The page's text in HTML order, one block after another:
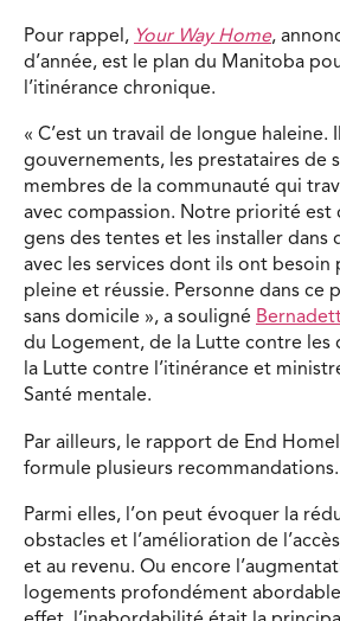
Pour rappel, Your Way Home,
d’année, est le plan du Manitoba
l’itinérance chronique.
« C’est un travail de longue haleine.
gouvernements, les prestataires de
membres de la communauté qui
avec compassion. Notre priorité est
gens des tentes et les installer dans
avec les services dont ils ont besoin
pleine et réussie. Personne dans ce
sans domicile », a souligné
du Logement, de la Lutte contre les
la Lutte contre l’itinérance et
Santé mentale.
Par ailleurs, le rapport de End
formule plusieurs recommandations.
Parmi elles, l’on peut évoquer la
obstacles et l’amélioration de
et au revenu. Ou encore
logements profondément